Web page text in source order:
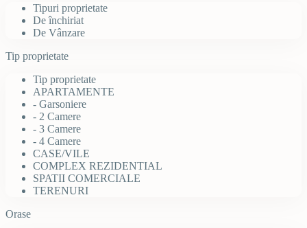
Tipuri proprietate
De închiriat
De Vânzare
Tip proprietate
Tip proprietate
APARTAMENTE
- Garsoniere
- 2 Camere
- 3 Camere
- 4 Camere
CASE/VILE
COMPLEX REZIDENTIAL
SPATII COMERCIALE
TERENURI
Orase